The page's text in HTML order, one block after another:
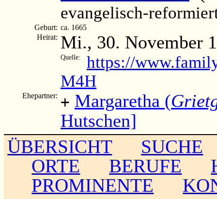
evangelisch-
Geburt: ca. 1665
Heirat: Mi., 30. November
Quelle:
https://
M4H
Ehepartner: + Margaretha (
Hutschen]
ÜBERSICHT
SUCHE
ORTE
BERUFE
PROMINENTE